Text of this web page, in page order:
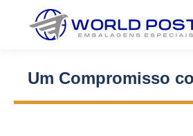
Um Compromisso
Você